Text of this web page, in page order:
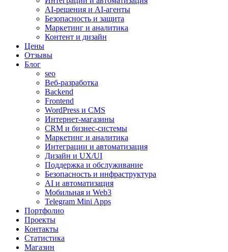
AI-решения и AI-агенты
Безопасность и защита
Маркетинг и аналитика
Контент и дизайн
Цены
Отзывы
Блог
seo
Веб-разработка
Backend
Frontend
WordPress и CMS
Интернет-магазины
CRM и бизнес-системы
Маркетинг и аналитика
Интеграции и автоматизация
Дизайн и UX/UI
Поддержка и обслуживание
Безопасность и инфраструктура
AI и автоматизация
Мобильная и Web3
Telegram Mini Apps
Портфолио
Проекты
Контакты
Статистика
Магазин